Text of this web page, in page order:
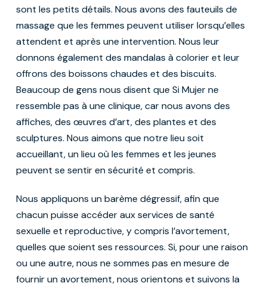
sont les petits détails. Nous avons des fauteuils de
massage que les femmes peuvent utiliser lorsqu’elles
attendent et après une intervention. Nous leur
donnons également des mandalas à colorier et leur
offrons des boissons chaudes et des biscuits.
Beaucoup de gens nous disent que Si Mujer ne
ressemble pas à une clinique, car nous avons des
affiches, des œuvres d’art, des plantes et des
sculptures. Nous aimons que notre lieu soit
accueillant, un lieu où les femmes et les jeunes
peuvent se sentir en sécurité et compris.
Nous appliquons un barème dégressif, afin que
chacun puisse accéder aux services de santé
sexuelle et reproductive, y compris l’avortement,
quelles que soient ses ressources. Si, pour une raison
ou une autre, nous ne sommes pas en mesure de
fournir un avortement, nous orientons et suivons la